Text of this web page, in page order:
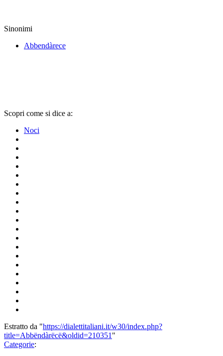
Sinonimi
Abbendàrece
Scopri come si dice a:
Noci
Estratto da "https://dialettitaliani.it/w30/index.php?
title=Abbëndàrëcë&oldid=210351 "
Categorie: